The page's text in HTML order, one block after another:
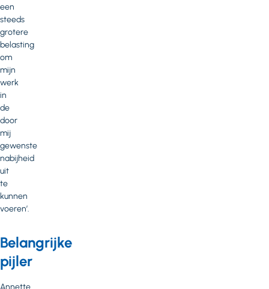
een
steeds
grotere
belasting
om
mijn
werk
in
de
door
mij
gewenste
nabijheid
uit
te
kunnen
voeren’.
Belangrijke
pijler
Annette